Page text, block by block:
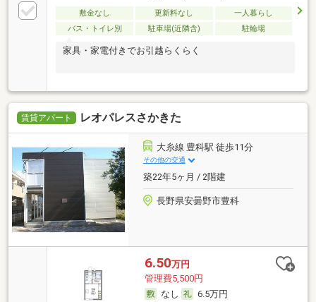
敷金なし 更新料なし
一人暮らし
バス・トイレ別
駐車場(近隣含) 駐輪場
家具・家電付きでお引越らくらく
賃貸アパート レオパレスさかきた
大糸線 豊科駅 徒歩11分
その他の交通
築22年5ヶ月 / 2階建
長野県安曇野市豊科
6.50万円
管理費5,500円
なし
6.5万円